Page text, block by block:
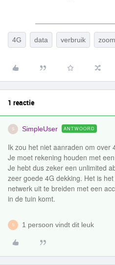
4G data verbruik zoom
1 reactie
S SimpleUser ANTWOORD
Ik zou het niet aanraden om over
Je moet rekening houden met
Je hebt dus zeker een unlimited
zeer goede 4G dekking. Het is
netwerk uit te breiden met een
in de tuin komt.
S 1 persoon vindt dit leuk